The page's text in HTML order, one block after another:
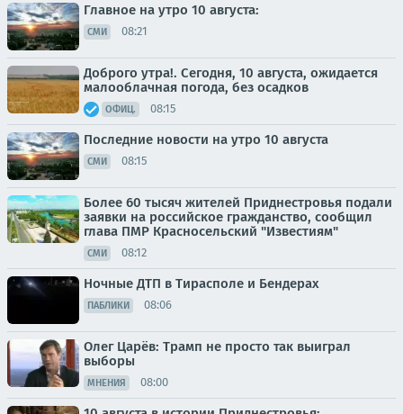
Главное на утро 10 августа:
СМИ 08:21
Доброго утра!. Сегодня, 10 августа, ожидается
малооблачная погода, без осадков
ОФИЦ. 08:15
Последние новости на утро 10 августа
СМИ 08:15
Более 60 тысяч жителей Приднестровья подали
заявки на российское гражданство, сообщил
глава ПМР Красносельский "Известиям"
СМИ 08:12
Ночные ДТП в Тирасполе и Бендерах
ПАБЛИКИ 08:06
Олег Царёв: Трамп не просто так выиграл
выборы
МНЕНИЯ 08:00